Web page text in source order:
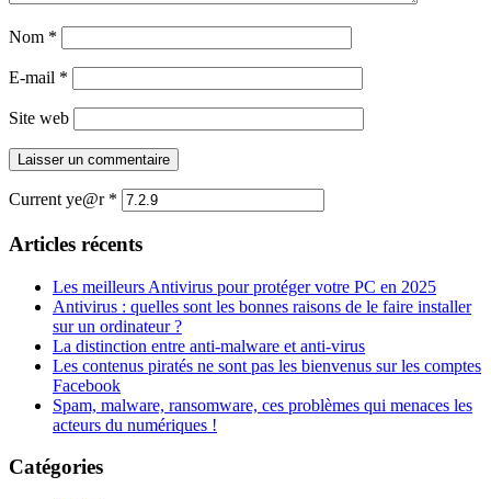
Nom *
E-mail *
Site web
Current ye@r *
Articles récents
Les meilleurs Antivirus pour protéger votre PC en 2025
Antivirus : quelles sont les bonnes raisons de le faire installer
sur un ordinateur ?
La distinction entre anti-malware et anti-virus
Les contenus piratés ne sont pas les bienvenus sur les comptes
Facebook
Spam, malware, ransomware, ces problèmes qui menaces les
acteurs du numériques !
Catégories